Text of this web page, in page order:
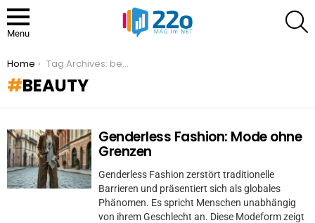
Menu
You are here:
Home Tag Archives: beauty
BEAUTY
MORE
STORIES
Genderless Fashion: Mode ohne
Grenzen
Genderless Fashion zerstört traditionelle
Barrieren und präsentiert sich als globales
Phänomen. Es spricht Menschen unabhängig
von ihrem Geschlecht an. Diese Modeform zeigt